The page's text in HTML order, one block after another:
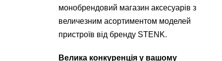
монобрендовий магазин аксесуарів з
величезним асортиментом моделей
пристроїв від бренду STENK.
Велика конкуренція у вашому